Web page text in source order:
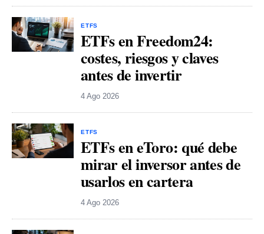
ETFS
ETFs en Freedom24:
costes, riesgos y claves
antes de invertir
4 Ago 2026
ETFS
ETFs en eToro: qué debe
mirar el inversor antes de
usarlos en cartera
4 Ago 2026